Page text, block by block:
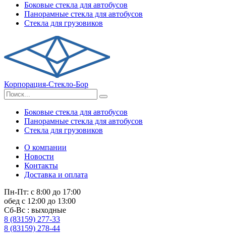
Боковые стекла для автобусов
Панорамные стекла для автобусов
Стекла для грузовиков
Корпорация-Стекло-Бор
Боковые стекла для автобусов
Панорамные стекла для автобусов
Стекла для грузовиков
О компании
Новости
Контакты
Доставка и оплата
Пн-Пт: с 8:00 до 17:00
обед с 12:00 до 13:00
Сб-Вс : выходные
8 (83159) 277-33
8 (83159) 278-44